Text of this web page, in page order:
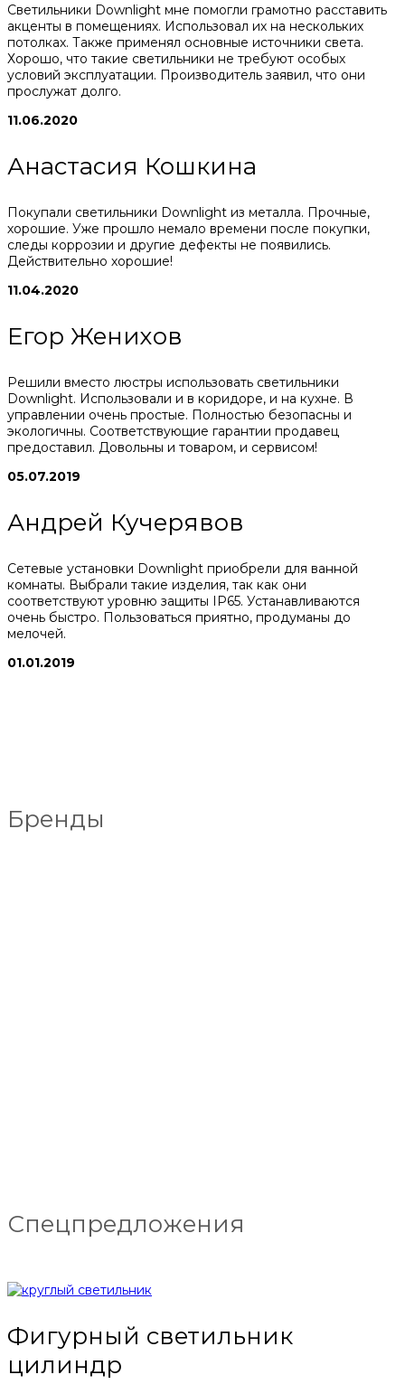
Светильники Downlight мне помогли грамотно расставить
акценты в помещениях. Использовал их на нескольких
потолках. Также применял основные источники света.
Хорошо, что такие светильники не требуют особых
условий эксплуатации. Производитель заявил, что они
прослужат долго.
11.06.2020
Анастасия Кошкина
Покупали светильники Downlight из металла. Прочные,
хорошие. Уже прошло немало времени после покупки,
следы коррозии и другие дефекты не появились.
Действительно хорошие!
11.04.2020
Егор Женихов
Решили вместо люстры использовать светильники
Downlight. Использовали и в коридоре, и на кухне. В
управлении очень простые. Полностью безопасны и
экологичны. Соответствующие гарантии продавец
предоставил. Довольны и товаром, и сервисом!
05.07.2019
Андрей Кучерявов
Сетевые установки Downlight приобрели для ванной
комнаты. Выбрали такие изделия, так как они
соответствуют уровню защиты IP65. Устанавливаются
очень быстро. Пользоваться приятно, продуманы до
мелочей.
01.01.2019
Бренды
Спецпредложения
Фигурный светильник
цилиндр